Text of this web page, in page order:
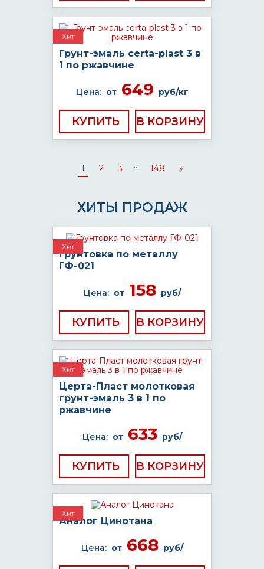
Хит
Грунт-эмаль certa-plast 3 в
1 по ржавчине
Цена: от649 руб/кг
КУПИТЬ
1 2 3 ... 148 »
ХИТЫ ПРОДАЖ
Хит
Грунтовка по металлу
ГФ-021
Цена: от158 руб/
КУПИТЬ
Хит
Церта-Пласт молотковая
грунт-эмаль 3 в 1 по
ржавчине
Цена: от633 руб/
КУПИТЬ
Хит
Аналог Цинотана
Цена: от668 руб/